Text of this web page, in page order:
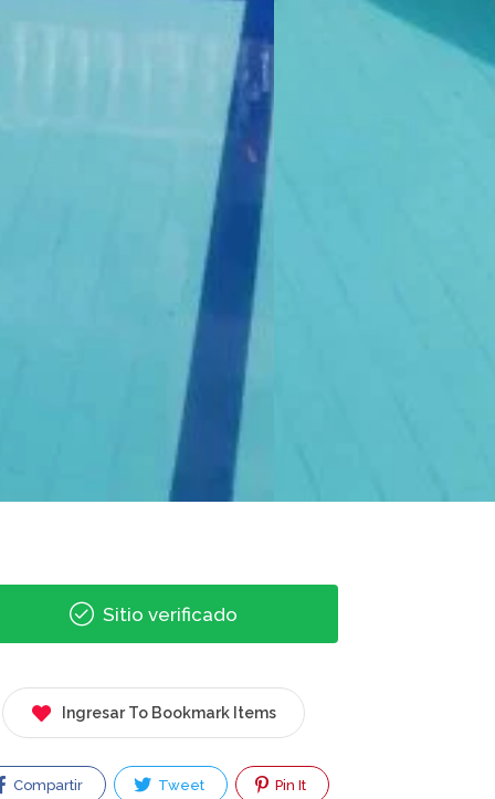
Sitio verificado
Ingresar To Bookmark Items
Compartir Tweet Pin It